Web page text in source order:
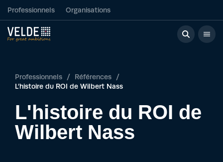
Professionnels Organisations
Professionnels / Références
/
L’histoire du ROI de Wilbert Nass
L'histoire du ROI de
Wilbert Nass